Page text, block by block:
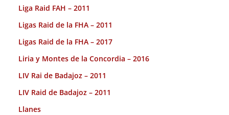
Liga Raid FAH – 2011
Ligas Raid de la FHA – 2011
Ligas Raid de la FHA – 2017
Liria y Montes de la Concordia – 2016
LIV Rai de Badajoz – 2011
LIV Raid de Badajoz – 2011
Llanes